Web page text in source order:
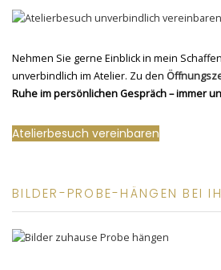
Nehmen Sie gerne Einblick in mein
unverbindlich im Atelier. Zu den
Ruhe im persönlichen Gespräch – immer
Atelierbesuch vereinbaren
BILDER-PROBE-HÄNGEN BEI